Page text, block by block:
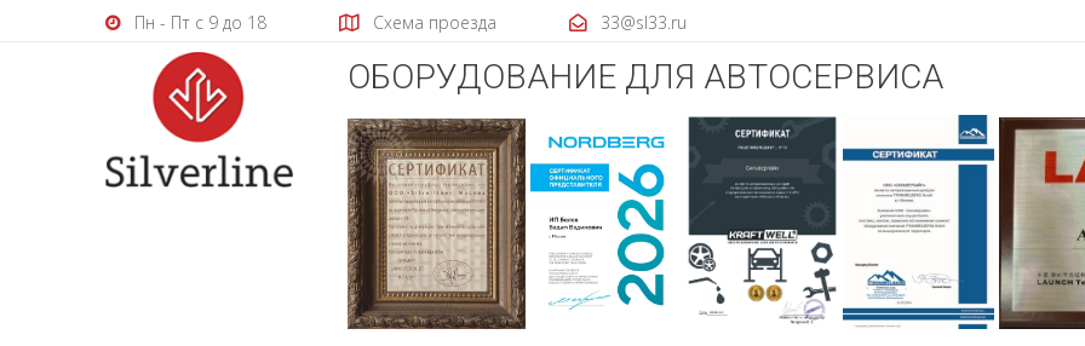
Пн - Пт с 9 до 18 Схема проезда 33@sl33.ru
ОБОРУДОВАНИЕ ДЛЯ АВТОСЕРВИСА